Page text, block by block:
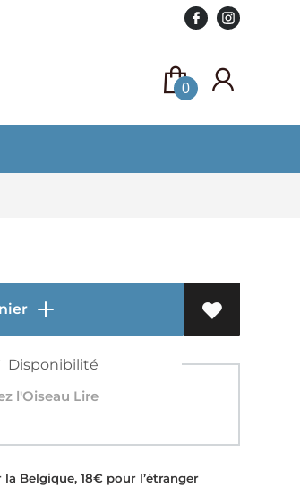
0
Disponibilité
l'Oiseau Lire
Belgique, 18€ pour l’étranger